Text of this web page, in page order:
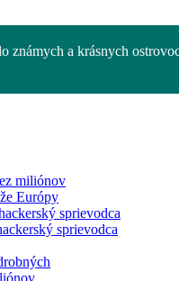
známych a krásnych
miliónov
Európy
sprievodca
sprievodca